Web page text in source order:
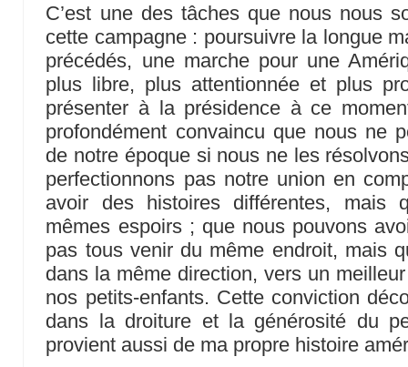
C’est une des tâches que nous nous
cette campagne : poursuivre la longue
précédés, une marche pour une
plus libre, plus attentionnée et plus
présenter à la présidence à ce
profondément convaincu que nous ne
de notre époque si nous ne les
perfectionnons pas notre union en
avoir des histoires différentes, mais
mêmes espoirs ; que nous pouvons
pas tous venir du même endroit, mais
dans la même direction, vers un
nos petits-enfants. Cette conviction
dans la droiture et la générosité du
provient aussi de ma propre histoire